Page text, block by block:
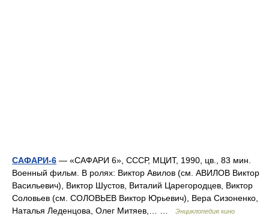
САФАРИ-6 — «САФАРИ 6», СССР, МЦИТ, 1990, цв., 83 мин.
Военный фильм. В ролях: Виктор Авилов (см. АВИЛОВ Виктор
Васильевич), Виктор Шустов, Виталий Царегородцев, Виктор
Соловьев (см. СОЛОВЬЕВ Виктор Юрьевич), Вера Сизоненко,
Наталья Леденцова, Олег Митяев,… …
Энциклопедия кино